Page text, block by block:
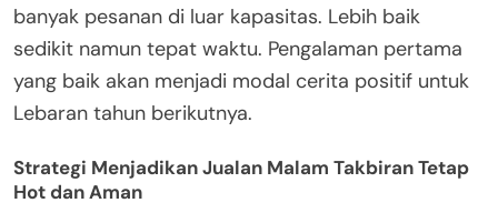
banyak pesanan di luar kapasitas. Lebih baik
sedikit namun tepat waktu. Pengalaman pertama
yang baik akan menjadi modal cerita positif untuk
Lebaran tahun berikutnya.
Strategi Menjadikan Jualan Malam Takbiran Tetap
Hot dan Aman